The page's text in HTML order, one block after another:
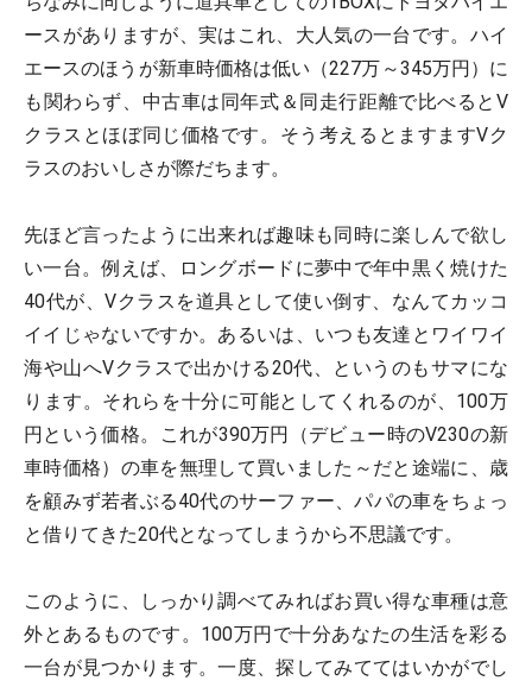
ースがありますが、実はこれ、大人気の一台です。ハイ
エースのほうが新車時価格は低い（227万～345万円）に
も関わらず、中古車は同年式＆同走行距離で比べるとV
クラスとほぼ同じ価格です。そう考えるとますますVク
ラスのおいしさが際だちます。
先ほど言ったように出来れば趣味も同時に楽しんで欲し
い一台。例えば、ロングボードに夢中で年中黒く焼けた
40代が、Vクラスを道具として使い倒す、なんてカッコ
イイじゃないですか。あるいは、いつも友達とワイワイ
海や山へVクラスで出かける20代、というのもサマにな
ります。それらを十分に可能としてくれるのが、100万
円という価格。これが390万円（デビュー時のV230の新
車時価格）の車を無理して買いました～だと途端に、歳
を顧みず若者ぶる40代のサーファー、パパの車をちょっ
と借りてきた20代となってしまうから不思議です。
このように、しっかり調べてみればお買い得な車種は意
外とあるものです。100万円で十分あなたの生活を彩る
一台が見つかります。一度、探してみててはいかがでし